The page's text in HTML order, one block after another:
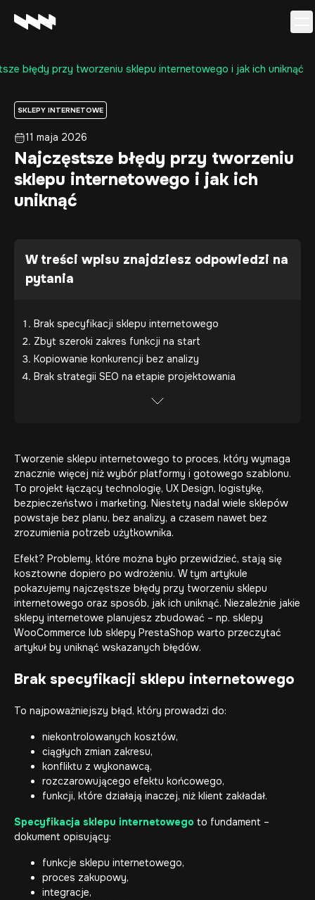
Realizacje
O firmie
Kariera
Baza wiedzy
Kontakt
błędy przy tworzeniu sklepu internetowego i jak ich uniknąć
SKLEPY INTERNETOWE
11 maja 2026
Najczęstsze błędy przy tworzeniu
sklepu internetowego i jak ich
uniknąć
W treści wpisu znajdziesz odpowiedzi na
pytania
Brak specyfikacji sklepu internetowego
Zbyt szeroki zakres funkcji na start
Kopiowanie konkurencji bez analizy
Brak strategii SEO na etapie projektowania
Tworzenie sklepu internetowego to proces, który wymaga
znacznie więcej niż wybór platformy i gotowego szablonu.
To projekt łączący technologię, UX Design, logistykę,
bezpieczeństwo i marketing. Niestety nadal wiele sklepów
powstaje bez planu, bez analizy, a czasem nawet bez
zrozumienia potrzeb użytkownika.
Efekt? Problemy, które można było przewidzieć, stają się
kosztowne dopiero po wdrożeniu. W tym artykule
pokazujemy najczęstsze błędy przy tworzeniu sklepu
internetowego oraz sposób, jak ich uniknąć. Niezależnie jakie
sklepy internetowe planujesz zbudować – np. sklepy
WooCommerce lub sklepy PrestaShop warto przeczytać
artykuł by uniknąć wskazanych błędów.
Brak specyfikacji sklepu internetowego
To najpoważniejszy błąd, który prowadzi do:
niekontrolowanych kosztów,
ciągłych zmian zakresu,
konfliktu z wykonawcą,
rozczarowującego efektu końcowego,
funkcji, które działają inaczej, niż klient zakładał.
Specyfikacja sklepu internetowego to fundament –
dokument opisujący:
funkcje sklepu internetowego,
proces zakupowy,
integracje,